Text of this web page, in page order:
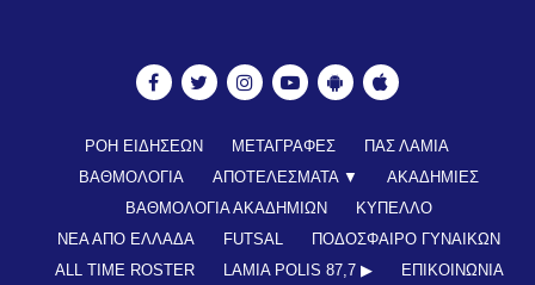
ΡΟΗ ΕΙΔΗΣΕΩΝ ΜΕΤΑΓΡΑΦΕΣ
ΠΑΣ ΛΑΜΙΑ
ΒΑΘΜΟΛΟΓΙΑ
ΑΠΟΤΕΛΕΣΜΑΤΑ ▼
ΑΚΑΔΗΜΙΕΣ
ΒΑΘΜΟΛΟΓΙΑ ΑΚΑΔΗΜΙΩΝ
ΚΥΠΕΛΛΟ
ΝΕΑ ΑΠΟ ΕΛΛΑΔΑ
FUTSAL
ΠΟΔΟΣΦΑΙΡΟ ΓΥΝΑΙΚΩΝ
ALL TIME ROSTER
LAMIA POLIS 87,7 ▶︎ ΕΠΙΚΟΙΝΩΝΊΑ